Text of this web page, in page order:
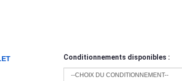
Conditionnements disponibles :